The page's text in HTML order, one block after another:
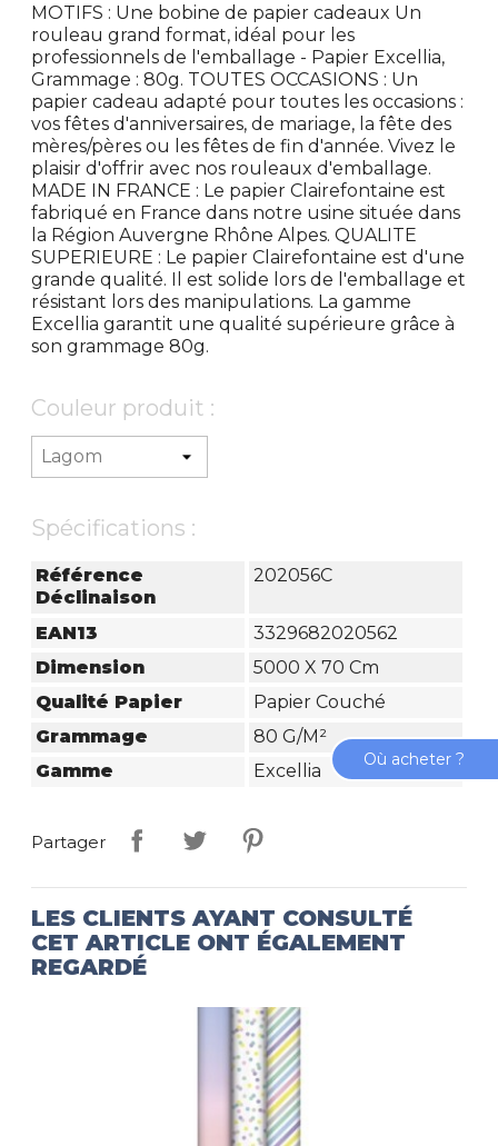
MOTIFS : Une bobine de papier cadeaux Un
rouleau grand format, idéal pour les
professionnels de l'emballage - Papier Excellia,
Grammage : 80g. TOUTES OCCASIONS : Un
papier cadeau adapté pour toutes les occasions :
vos fêtes d'anniversaires, de mariage, la fête des
mères/pères ou les fêtes de fin d'année. Vivez le
plaisir d'offrir avec nos rouleaux d'emballage.
MADE IN FRANCE : Le papier Clairefontaine est
fabriqué en France dans notre usine située dans
la Région Auvergne Rhône Alpes. QUALITE
SUPERIEURE : Le papier Clairefontaine est d'une
grande qualité. Il est solide lors de l'emballage et
résistant lors des manipulations. La gamme
Excellia garantit une qualité supérieure grâce à
son grammage 80g.
Couleur produit :
Spécifications :
Référence
Déclinaison
202056C
EAN13
3329682020562
Dimension
5000 X 70 Cm
Qualité Papier
Papier Couché
Grammage
80 G/m²
Gamme
Excellia
Partager
LES CLIENTS AYANT CONSULTÉ
CET ARTICLE ONT ÉGALEMENT
REGARDÉ
Où acheter ?